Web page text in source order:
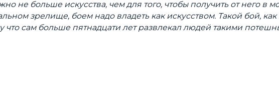
не больше искусства, чем для того, чтобы получить от него в
зрелище, боем надо владеть как искусством. Такой бой,
что сам больше пятнадцати лет развлекал людей такими